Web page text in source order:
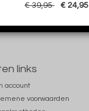
€ 39,95 € 24,95
links
account
voorwaarden